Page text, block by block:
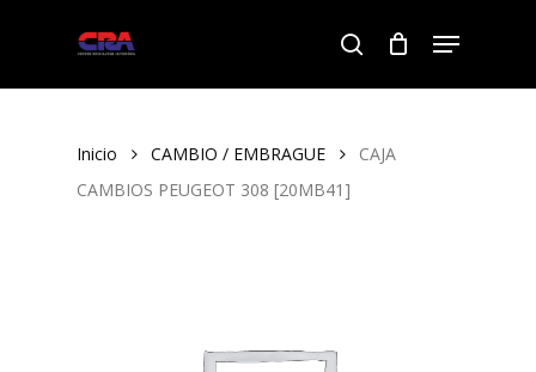
search
Menu
Inicio CAMBIO / EMBRAGUE
CAJA
CAMBIOS PEUGEOT 308 [20MB41]